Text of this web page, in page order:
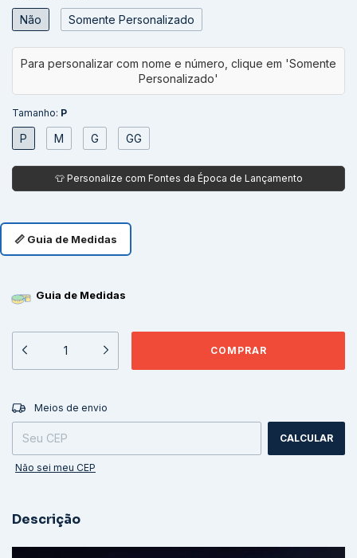
Não Somente Personalizado
Tamanho: P
P M G GG
📏 Guia de Medidas
Guia de Medidas
Entregas para o CEP:
Meios de envio
CALCULAR
Não sei meu CEP
Descrição